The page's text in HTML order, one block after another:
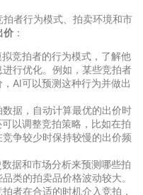
者行为模式、拍卖环境和市
价 ：
拟竞拍者的行为模式，了解他
行优化。例如，某些竞拍者
AI可以预测这种行为并做出
数据，自动计算最优的出价时
以调整竞拍策略，比如在拍
争较少时保持较慢的出价频
据和市场分析来预测哪些拍
类的拍卖品价格波动较大。
者在合适的时机介入竞拍，